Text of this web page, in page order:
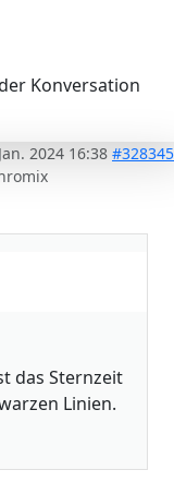
Konversation
2024 16:38 #328345
das Sternzeit
Linien.